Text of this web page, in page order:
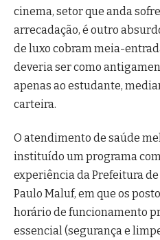
cinema, setor que anda
arrecadação, é outro
de luxo cobram meia-
deveria ser como
apenas ao estudante,
carteira.
O atendimento de saúde
instituído um programa
experiência da Prefeitura de
Paulo Maluf, em que os
horário de funcionamento
essencial (segurança e